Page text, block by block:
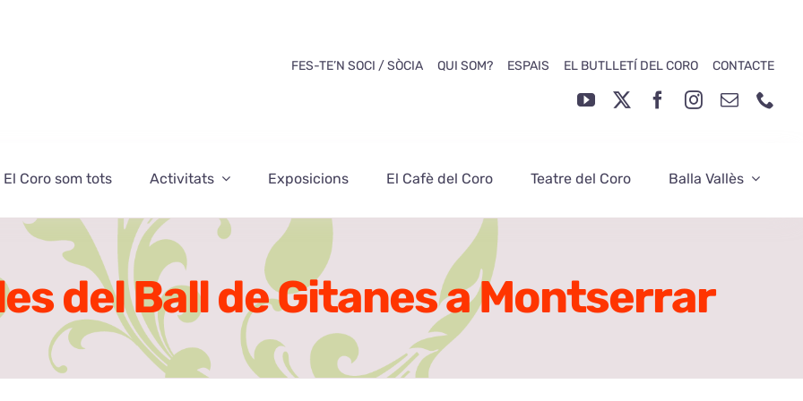
FES-TE’N SOCI / SÒCIA QUI SOM? ESPAIS EL BUTLLETÍ DEL CORO CONTACTE
El Coro som tots Activitats Exposicions El Cafè del Coro Teatre del Coro Balla Vallès
del Ball de Gitanes a Montserrar